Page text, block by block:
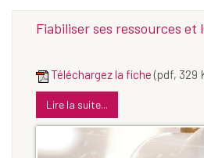
Fiabiliser ses ressources et
Téléchargez la fiche (pdf, 329
Lire la suite...